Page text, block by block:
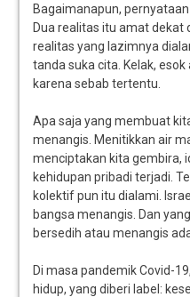
Bagaimanapun,
Dua realitas itu amat dekat
realitas yang lazimnya
tanda suka cita. Kelak,
karena sebab tertentu.
Apa saja yang membuat
menangis. Menitikkan air
menciptakan kita gembira,
kehidupan pribadi terjadi.
kolektif pun itu dialami.
bangsa menangis. Dan
bersedih atau menangis
Di masa pandemik Covid-
hidup, yang diberi label: